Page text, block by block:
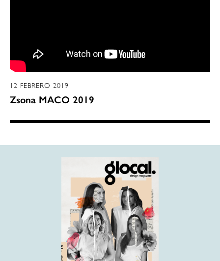
12 FEBRERO 2019
Zsona MACO 2019